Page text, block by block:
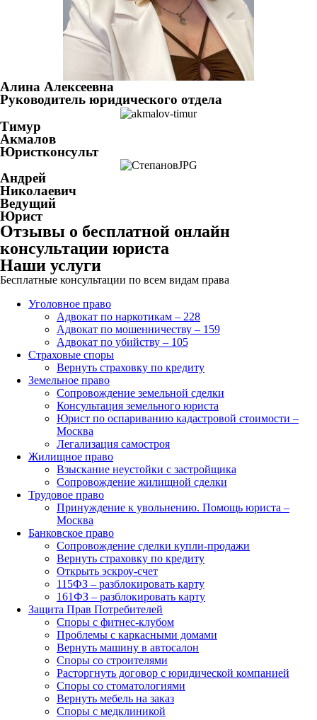
Алина Алексеевна
Руководитель юридического отдела
Тимур
Акмалов
Юристконсульт
Андрей
Николаевич
Ведущий
Юрист
Отзывы о бесплатной онлайн
консультации юриста
Наши услуги
Бесплатные консультации по всем видам права
Уголовное право
Адвокат по наркотикам – 228
Адвокат по мошенничеству – 159
Адвокат по убийству – 105
Страховые споры
Вернуть страховку по кредиту
Земельное право
Сопровождение земельной сделки
Консультация земельного юриста
Юрист по оспариванию кадастровой стоимости –
Москва
Легализация самостроя
Жилищное право
Взыскание неустойки с застройщика
Сопровождение жилищной сделки
Трудовое право
Принуждение к увольнению. Помощь юриста –
Москва
Банковское право
Сопровождение сделки купли-продажи
Вернуть страховку по кредиту
Открыть эскроу-счет
115ФЗ – разблокировать карту
161ФЗ – разблокировать карту
Защита Прав Потребителей
Споры с фитнес-клубом
Проблемы с каркасными домами
Вернуть машину в автосалон
Споры со строителями
Расторгнуть договор с юридической компанией
Споры со стоматологиями
Вернуть мебель на заказ
Споры с медклиникой